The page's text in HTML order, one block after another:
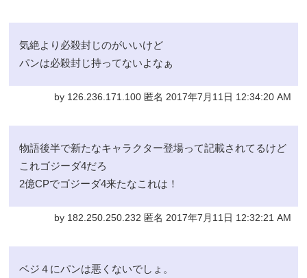
気絶より必殺封じのがいいけど
パンは必殺封じ持ってないよなぁ
by 126.236.171.100 匿名 2017年7月11日 12:34:20 AM
物語後半で新たなキャラクター登場って記載されてるけど
これゴジーダ4だろ
2億CPでゴジーダ4来たなこれは！
by 182.250.250.232 匿名 2017年7月11日 12:32:21 AM
ベジ４にパンは悪くないでしょ。